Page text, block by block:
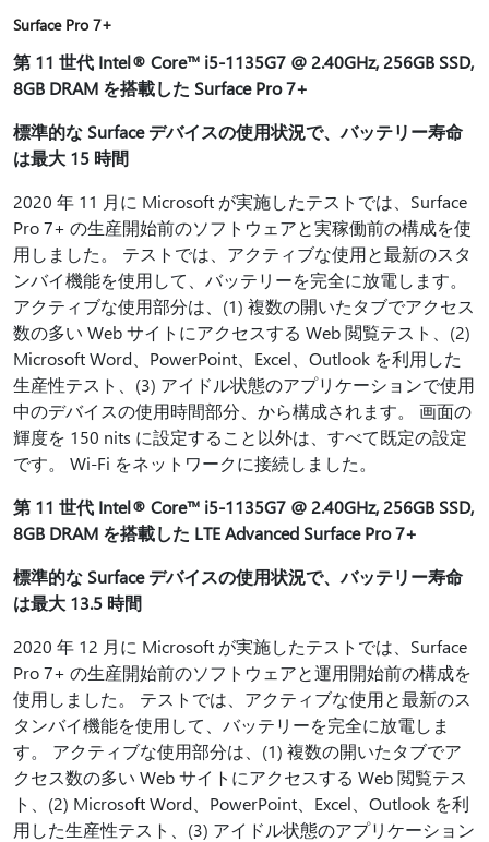
Surface Pro 7+
第 11 世代 Intel® Core™ i5-1135G7 @ 2.40GHz, 256GB SSD,
8GB DRAM を搭載した Surface Pro 7+
標準的な Surface デバイスの使用状況で、バッテリー寿命
は最大 15 時間
2020 年 11 月に Microsoft が実施したテストでは、Surface
Pro 7+ の生産開始前のソフトウェアと実稼働前の構成を使
用しました。 テストでは、アクティブな使用と最新のスタ
ンバイ機能を使用して、バッテリーを完全に放電します。
アクティブな使用部分は、(1) 複数の開いたタブでアクセス
数の多い Web サイトにアクセスする Web 閲覧テスト、(2)
Microsoft Word、PowerPoint、Excel、Outlook を利用した
生産性テスト、(3) アイドル状態のアプリケーションで使用
中のデバイスの使用時間部分、から構成されます。 画面の
輝度を 150 nits に設定すること以外は、すべて既定の設定
です。 Wi-Fi をネットワークに接続しました。
第 11 世代 Intel® Core™ i5-1135G7 @ 2.40GHz, 256GB SSD,
8GB DRAM を搭載した LTE Advanced Surface Pro 7+
標準的な Surface デバイスの使用状況で、バッテリー寿命
は最大 13.5 時間
2020 年 12 月に Microsoft が実施したテストでは、Surface
Pro 7+ の生産開始前のソフトウェアと運用開始前の構成を
使用しました。 テストでは、アクティブな使用と最新のス
タンバイ機能を使用して、バッテリーを完全に放電しま
す。 アクティブな使用部分は、(1) 複数の開いたタブでア
クセス数の多い Web サイトにアクセスする Web 閲覧テス
ト、(2) Microsoft Word、PowerPoint、Excel、Outlook を利
用した生産性テスト、(3) アイドル状態のアプリケーション